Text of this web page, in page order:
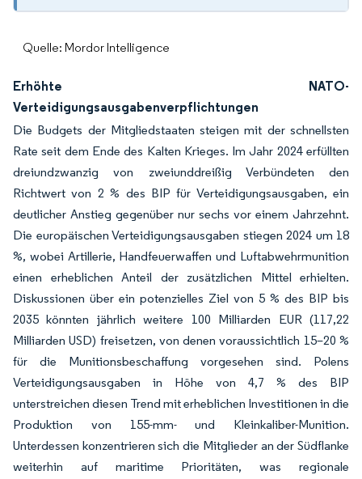
Quelle: Mordor Intelligence
Erhöhte NATO-
Verteidigungsausgabenverpflichtungen
Die Budgets der Mitgliedstaaten steigen mit der schnellsten
Rate seit dem Ende des Kalten Krieges. Im Jahr 2024 erfüllten
dreiundzwanzig von zweiunddreißig Verbündeten den
Richtwert von 2 % des BIP für Verteidigungsausgaben, ein
deutlicher Anstieg gegenüber nur sechs vor einem Jahrzehnt.
Die europäischen Verteidigungsausgaben stiegen 2024 um 18
%, wobei Artillerie, Handfeuerwaffen und Luftabwehrmunition
einen erheblichen Anteil der zusätzlichen Mittel erhielten.
Diskussionen über ein potenzielles Ziel von 5 % des BIP bis
2035 könnten jährlich weitere 100 Milliarden EUR (117,22
Milliarden USD) freisetzen, von denen voraussichtlich 15–20 %
für die Munitionsbeschaffung vorgesehen sind. Polens
Verteidigungsausgaben in Höhe von 4,7 % des BIP
unterstreichen diesen Trend mit erheblichen Investitionen in die
Produktion von 155-mm- und Kleinkaliber-Munition.
Unterdessen konzentrieren sich die Mitglieder an der Südflanke
weiterhin auf maritime Prioritäten, was regionale